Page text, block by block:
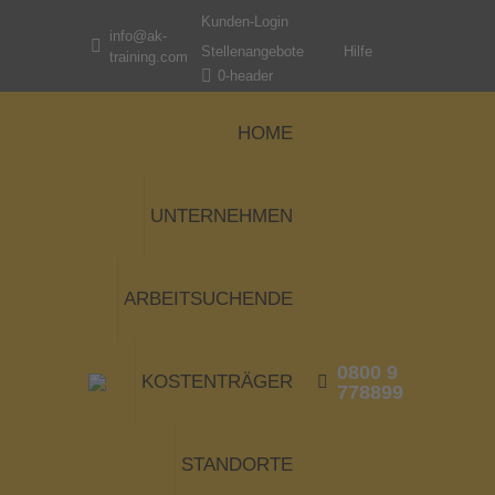
info@ak-
training.com
Kunden-Login
Stellenangebote
Hilfe
0-header
HOME
UNTERNEHMEN
ARBEITSUCHENDE
KOSTENTRÄGER
STANDORTE
0800 9
778899